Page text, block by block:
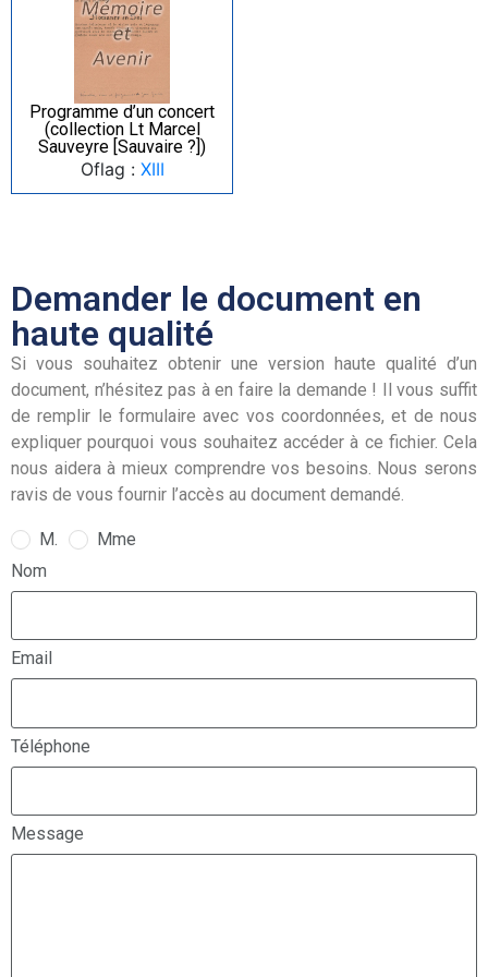
Programme d’un concert
(collection Lt Marcel
Sauveyre [Sauvaire ?])
Oflag : XIII
Demander le document en
haute qualité
Si vous souhaitez obtenir une version haute qualité d’un
document, n’hésitez pas à en faire la demande ! Il vous suffit
de remplir le formulaire avec vos coordonnées, et de nous
expliquer pourquoi vous souhaitez accéder à ce fichier. Cela
nous aidera à mieux comprendre vos besoins. Nous serons
ravis de vous fournir l’accès au document demandé.
M.
Mme
Nom
Email
Téléphone
Message